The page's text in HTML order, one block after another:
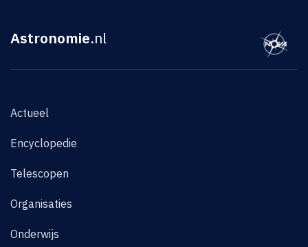
Astronomie.nl
Actueel
Encyclopedie
Telescopen
Organisaties
Onderwijs